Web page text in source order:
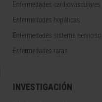
Enfermedades cardiovasculares
Enfermedades hepáticas
Enfermedades sistema nervioso
Enfermedades raras
INVESTIGACIÓN